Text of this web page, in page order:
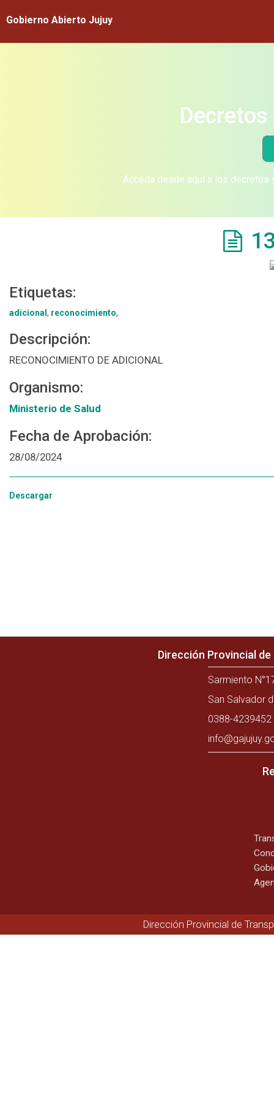
Gobierno Abierto Jujuy
Acceda desde aquí a los
Etiquetas:
adicional , reconocimiento,
Descripción:
RECONOCIMIENTO DE ADICIONAL
Organismo:
Ministerio de Salud
Fecha de Aprobación:
28/08/2024
Descargar
Dirección Provincial
Sarmiento
San Salvador
0388-
Dirección Provincial de